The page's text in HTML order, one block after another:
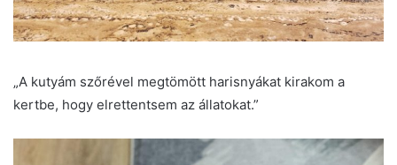
„A kutyám szőrével megtömött harisnyákat kirakom a
kertbe, hogy elrettentsem az állatokat.”